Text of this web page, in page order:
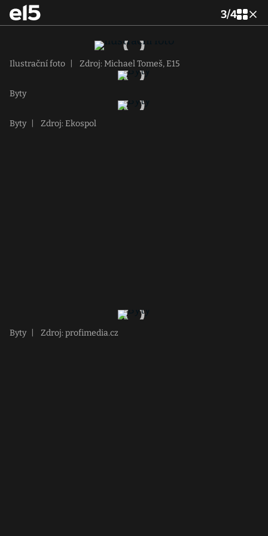
3/4
Ilustrační foto Zdroj: Michael Tomeš, E15
Byty
Byty Zdroj: Ekospol
Byty Zdroj: profimedia.cz